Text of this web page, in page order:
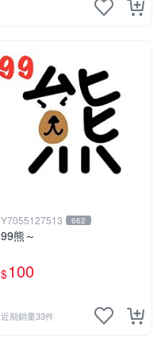
Y7055127513 662
99熊～
$100
近期銷量33件